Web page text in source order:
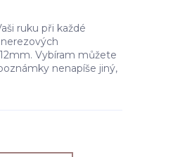
ruku při každé
Vybíram můžete
nenapíše jiný,